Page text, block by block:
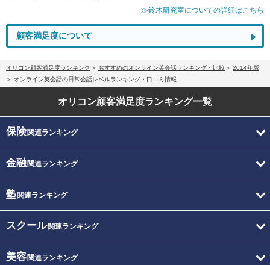
≫鈴木研究室についての詳細はこちら
顧客満足度について
オリコン顧客満足度ランキング おすすめのオンライン英会話ランキング・比較
2014年版
オンライン英会話の日常会話レベルランキング・口コミ情報
オリコン顧客満足度ランキング一覧
保険関連ランキング
金融関連ランキング
塾関連ランキング
スクール関連ランキング
美容関連ランキング